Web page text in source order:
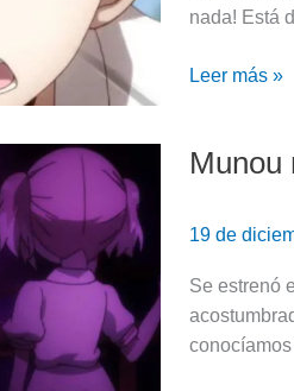
nada! Está
Leer más »
Munou
19 de
Se estrenó
Munou
Episodio
10
(Review)